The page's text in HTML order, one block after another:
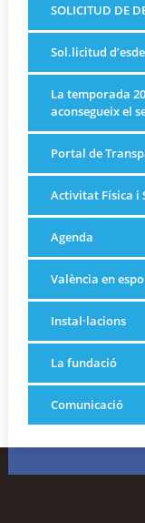
SOLICITUD DE
Sol.licitud
La temporada
aconsegueix el
Portal de
Activitat Física i
Agenda
València en
Instal·lacions
La fundació
Comunicació